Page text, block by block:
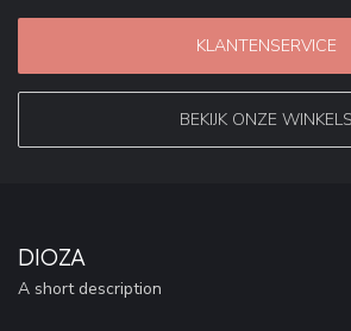
KLANTENSERVICE
BEKIJK ONZE WINKELS
DIOZA
A short description